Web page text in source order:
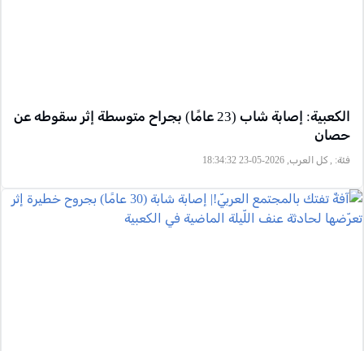
الكعبية: إصابة شاب (23 عامًا) بجراح متوسطة إثر سقوطه عن
حصان
فئة: , كل العرب, 2026-05-23 18:34:32